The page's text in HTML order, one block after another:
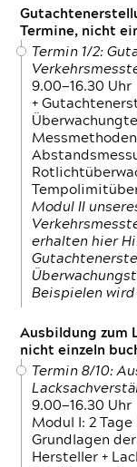
Termine, nicht
Termin 1/2:
9.00—16.30 Uhr
+
Modul II
erhalten hier
Beispielen
Ausbildung zum
nicht einzeln
Termin 8/10:
9.00—16.30 Uhr
Modul I: 2
Grundlagen
Hersteller +